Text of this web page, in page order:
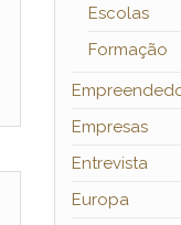
Escolas
Formação
Empresas
Entrevista
Europa